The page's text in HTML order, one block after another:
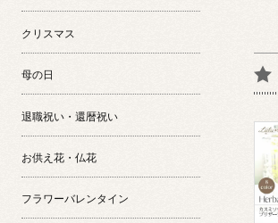
クリスマス
母の日
退職祝い・還暦祝い
お供え花・仏花
フラワーバレンタイン